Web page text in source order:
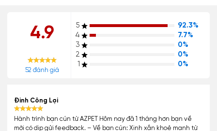
4.9
52 đánh giá
5
92.3%
4
7.7%
3
0%
2
0%
1
0%
Đinh Công Lợi
Hành trình bạn cún từ AZPET Hôm nay đã 1 tháng hơn bạn về
mới có dịp gửi feedback. – Về bạn cún: Xinh xắn khoẻ mạnh từ